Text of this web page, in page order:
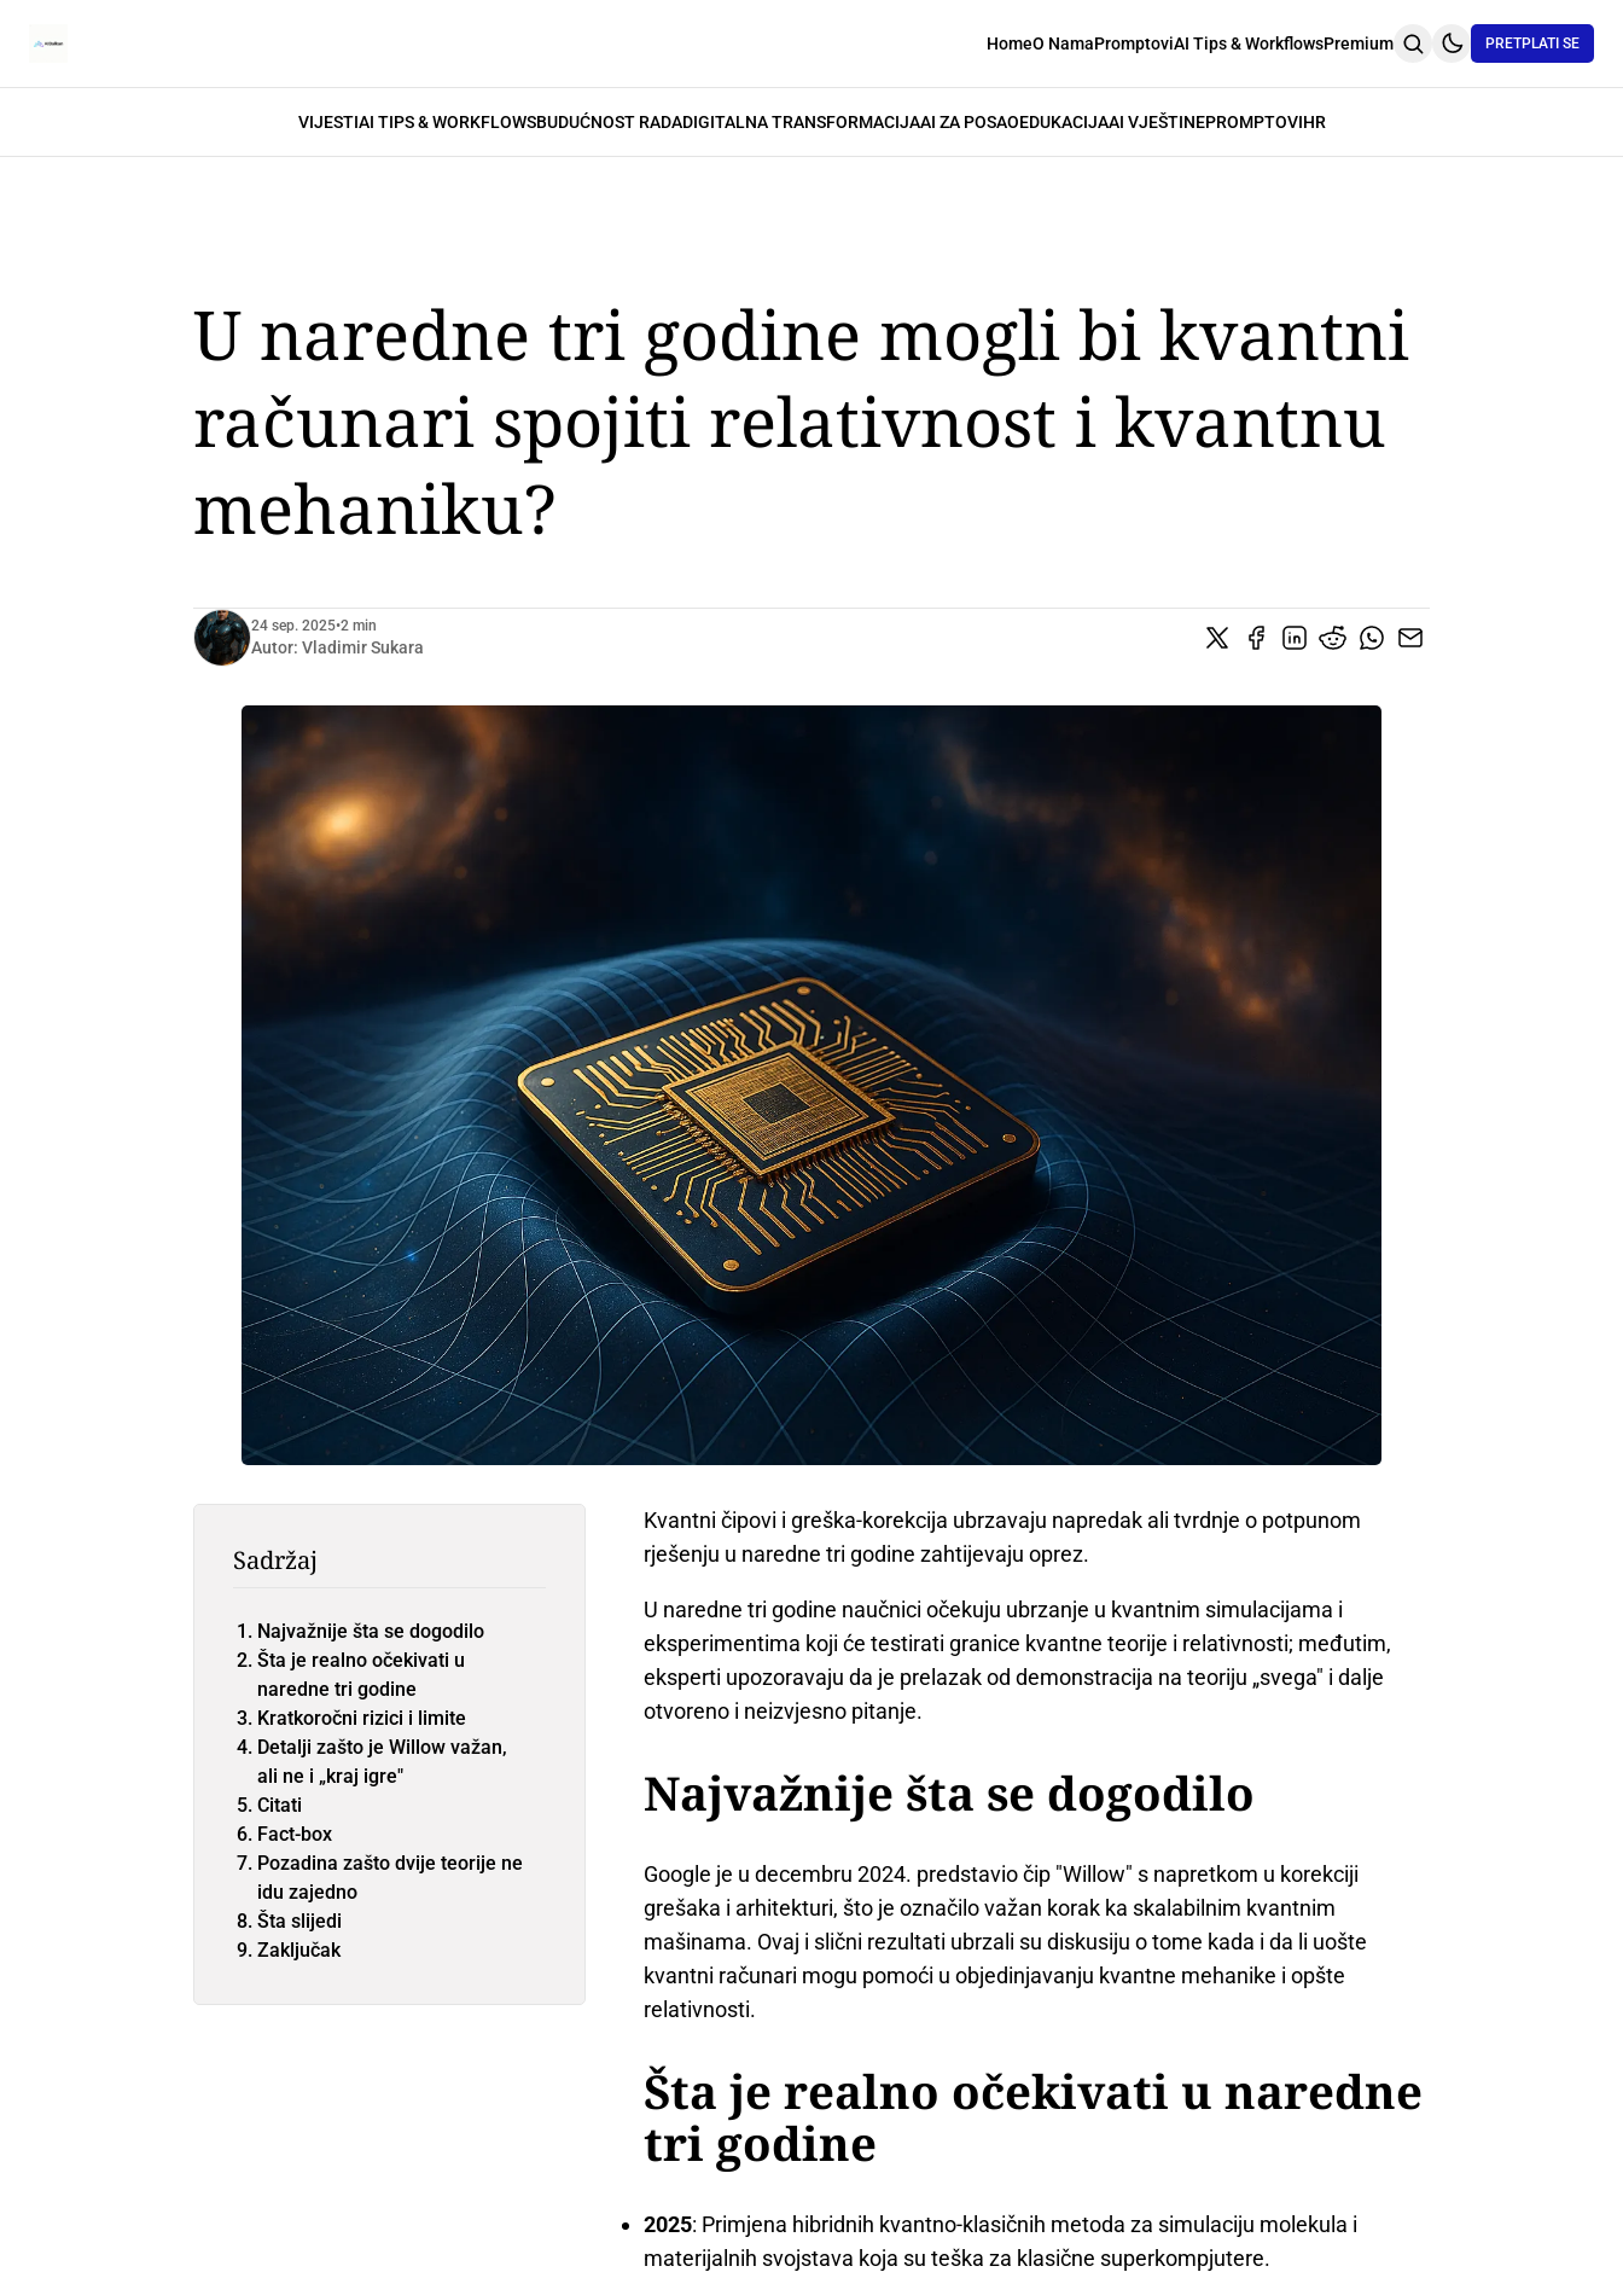
HomeO NamaPromptoviAI Tips & WorkflowsPremium PRETPLATI SE
VIJESTIAI TIPS & WORKFLOWSBUDUĆNOST RADADIGITALNA TRANSFORMACIJAAI ZA POSAOEDUKACIJAAI VJEŠTINEPROMPTOVIHR
U naredne tri godine mogli bi kvantni
računari spojiti relativnost i kvantnu
mehaniku?
24 sep. 2025•2 min
Autor: Vladimir Sukara
Sadržaj
Najvažnije šta se dogodilo
Šta je realno očekivati u
naredne tri godine
Kratkoročni rizici i limite
Detalji zašto je Willow važan,
ali ne i „kraj igre"
Citati
Fact-box
Pozadina zašto dvije teorije ne
idu zajedno
Šta slijedi
Zaključak
Kvantni čipovi i greška-korekcija ubrzavaju napredak ali tvrdnje o potpunom
rješenju u naredne tri godine zahtijevaju oprez.
U naredne tri godine naučnici očekuju ubrzanje u kvantnim simulacijama i
eksperimentima koji će testirati granice kvantne teorije i relativnosti; međutim,
eksperti upozoravaju da je prelazak od demonstracija na teoriju „svega" i dalje
otvoreno i neizvjesno pitanje.
Najvažnije šta se dogodilo
Google je u decembru 2024. predstavio čip "Willow" s napretkom u korekciji
grešaka i arhitekturi, što je označilo važan korak ka skalabilnim kvantnim
mašinama. Ovaj i slični rezultati ubrzali su diskusiju o tome kada i da li uošte
kvantni računari mogu pomoći u objedinjavanju kvantne mehanike i opšte
relativnosti.
Šta je realno očekivati u naredne
tri godine
2025: Primjena hibridnih kvantno-klasičnih metoda za simulaciju molekula i
materijalnih svojstava koja su teška za klasične superkompjutere.